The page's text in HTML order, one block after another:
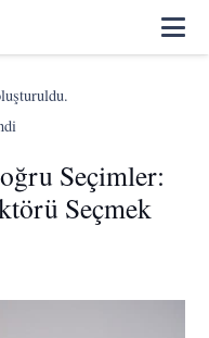
Seçimler:
Seçmek